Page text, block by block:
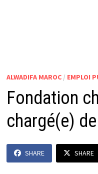
ALWADIFA MAROC/ EMPLOI
Fondation
chargé(e)
SHARE SHARE